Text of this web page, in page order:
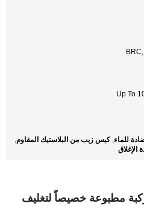
Up To
للماء,كيس زيب من البلاستيك المقاوم,
الإغلاق
مطبوعة خصيصاً لتغليف